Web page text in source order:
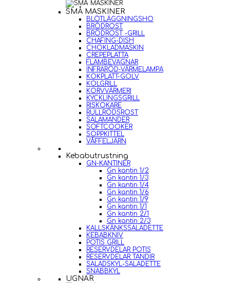
SMÅ MASKINER
BLÖTLÄGGNINGSHO
BRÖDROST
BRÖDROST -GRILL
CHAFING-DISH
CHOKLADMASKIN
CREPEPLATTA
FLAMBEVAGNAR
INFRARÖD-VÄRMELAMPA
KOKPLATT-GOLV
KOLGRILL
KORVVÄRMERI
KYCKLINGSGRILL
RISKOKARE
RULLRÖDSROST
SALAMANDER
SOFTCOOKER
SOPPKITTEL
VÅFFELJÄRN
Kebabutrustning
GN-KANTINER
Gn kantin 1/2
Gn kantin 1/3
Gn kantin 1/4
Gn kantin 1/6
Gn kantin 1/9
Gn kantin 1/1
Gn kantin 2/1
Gn kantin 2/3
KALLSKÄNKSSALADETTE
KEBABKNIV
POTIS GRILL
RESERVDELAR POTIS
RESERVDELAR TANDIR
SALADSKYL-SALADETTE
SNABBKYL
UGNAR